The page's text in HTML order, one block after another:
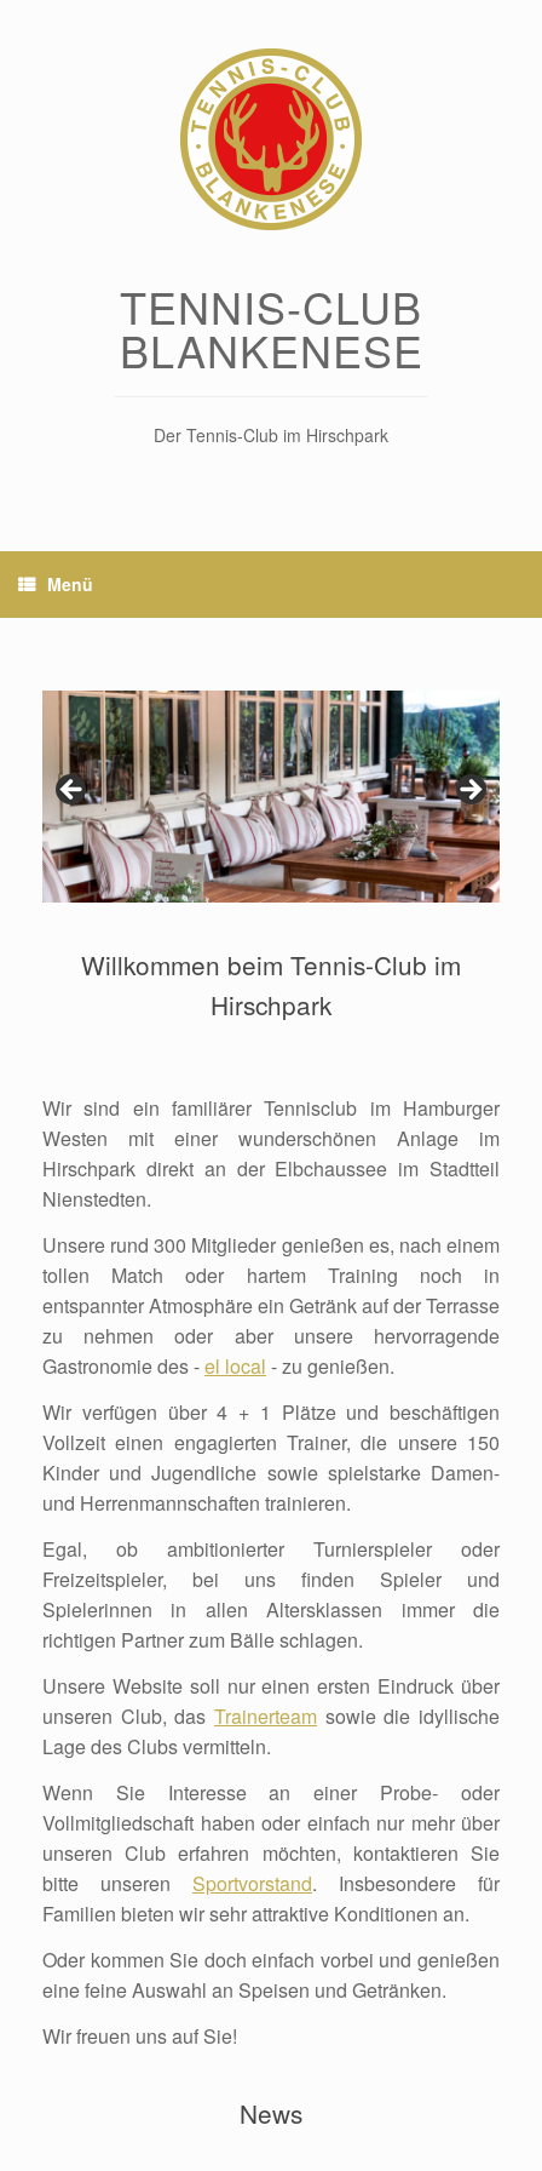
TENNIS-CLUB
BLANKENESE
Der Tennis-Club im Hirschpark
Menü
Willkommen beim Tennis-Club im
Hirschpark
Wir sind ein familiärer Tennisclub im Hamburger
Westen mit einer wunderschönen Anlage im
Hirschpark direkt an der Elbchaussee im Stadtteil
Nienstedten.
Unsere rund 300 Mitglieder genießen es, nach einem
tollen Match oder hartem Training noch in
entspannter Atmosphäre ein Getränk auf der Terrasse
zu nehmen oder aber unsere hervorragende
Gastronomie des -el local - zu genießen.
Wir verfügen über 4 + 1 Plätze und beschäftigen
Vollzeit einen engagierten Trainer, die unsere 150
Kinder und Jugendliche sowie spielstarke Damen-
und Herrenmannschaften trainieren.
Egal, ob ambitionierter Turnierspieler oder
Freizeitspieler, bei uns finden Spieler und
Spielerinnen in allen Altersklassen immer die
richtigen Partner zum Bälle schlagen.
Unsere Website soll nur einen ersten Eindruck über
unseren Club, das Trainerteam sowie die idyllische
Lage des Clubs vermitteln.
Wenn Sie Interesse an einer Probe- oder
Vollmitgliedschaft haben oder einfach nur mehr über
unseren Club erfahren möchten, kontaktieren Sie
bitte unseren Sportvorstand. Insbesondere für
Familien bieten wir sehr attraktive Konditionen an.
Oder kommen Sie doch einfach vorbei und genießen
eine feine Auswahl an Speisen und Getränken.
Wir freuen uns auf Sie!
News